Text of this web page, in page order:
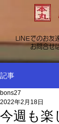
LINEでのお友
お問合せ
記事
今週も楽
bons27
2022年2月18日